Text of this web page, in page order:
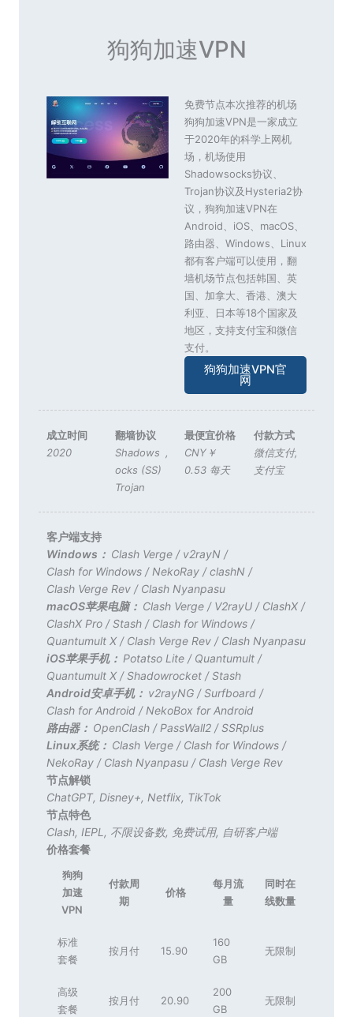
狗狗加速VPN
免费节点本次推荐的机场
狗狗加速VPN是一家成立
于2020年的科学上网机
场，机场使用
Shadowsocks协议、
Trojan协议及Hysteria2协
议，狗狗加速VPN在
Android、iOS、macOS、
路由器、Windows、Linux
都有客户端可以使用，翻
墙机场节点包括韩国、英
国、加拿大、香港、澳大
利亚、日本等18个国家及
地区，支持支付宝和微信
支付。
狗狗加速VPN官
网
成立时间
2020
翻墙协议
Shadows
ocks (SS)
,
Trojan
最便宜价格
CNY￥
0.53 每天
付款方式
微信支付,
支付宝
客户端支持
Windows： Clash Verge/ v2rayN/
Clash for Windows/ NekoRay/clashN/
Clash Verge Rev/ Clash Nyanpasu
macOS苹果电脑： Clash Verge/ V2rayU/ ClashX/
ClashX Pro/Stash/ Clash for Windows/
Quantumult X/ Clash Verge Rev/ Clash Nyanpasu
iOS苹果手机： Potatso Lite/ Quantumult/
Quantumult X/Shadowrocket/Stash
Android安卓手机： v2rayNG/Surfboard/
Clash for Android/ NekoBox for Android
路由器： OpenClash/ PassWall2/SSRplus
Linux系统： Clash Verge/ Clash for Windows/
NekoRay/ Clash Nyanpasu/ Clash Verge Rev
节点解锁
ChatGPT, Disney+, Netflix, TikTok
节点特色
Clash, IEPL , 不限设备数, 免费试用, 自研客户端
价格套餐
狗狗
加速
VPN
付款周
期
价格
每月流
量
同时在
线数量
标准
套餐
按月付 15.90
160
GB
无限制
高级
套餐
按月付 20.90
200
GB
无限制